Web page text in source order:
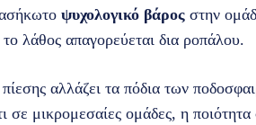
ψυχολογικό βάρος στην
λάθος απαγορεύεται δια ροπάλου.
αλλάζει τα πόδια των
σε μικρομεσαίες ομάδες, η